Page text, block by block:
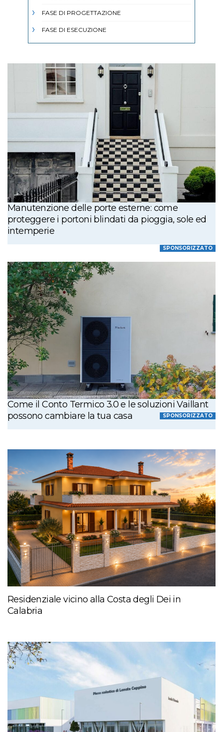
FASE DI PROGETTAZIONE
FASE DI ESECUZIONE
Manutenzione delle porte esterne: come
proteggere i portoni blindati da pioggia, sole ed
intemperie
SPONSORIZZATO
Come il Conto Termico 3.0 e le soluzioni Vaillant
possono cambiare la tua casa
SPONSORIZZATO
Residenziale vicino alla Costa degli Dei in
Calabria